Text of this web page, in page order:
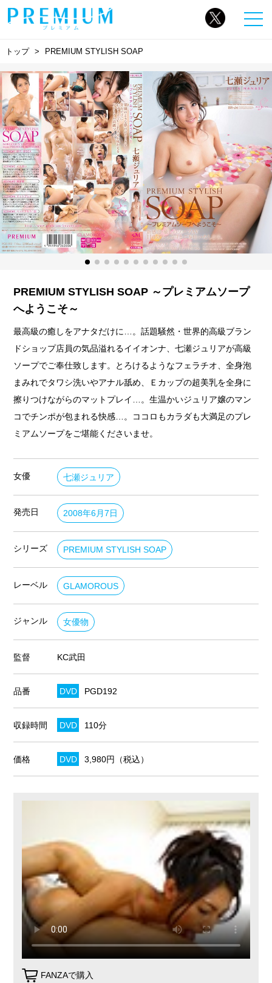
トップ PREMIUM STYLISH SOAP
PREMIUM STYLISH SOAP ～プレミアムソープ
へようこそ～
最高級の癒しをアナタだけに…。話題騒然・世界的高級ブラン
ドショップ店員の気品溢れるイイオンナ、七瀬ジュリアが高級
ソープでご奉仕致します。とろけるようなフェラチオ、全身泡
まみれでタワシ洗いやアナル舐め、Ｅカップの超美乳を全身に
擦りつけながらのマットプレイ…。生温かいジュリア嬢のマン
コでチンポが包まれる快感…。ココロもカラダも大満足のプレ
ミアムソープをご堪能くださいませ。
女優 七瀬ジュリア
発売日 2008年6月7日
シリーズ PREMIUM STYLISH SOAP
レーベル GLAMOROUS
ジャンル 女優物
監督 KC武田
品番 DVD PGD192
収録時間 DVD 110分
価格 DVD 3,980円（税込）
FANZAで購入